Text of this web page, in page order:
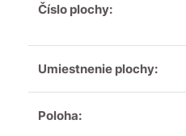
Číslo plochy:
Umiestnenie plochy:
Poloha: